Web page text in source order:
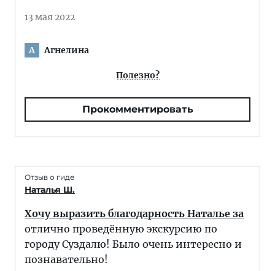
13 мая 2022
А Агнелина
Полезно?
Прокомментировать
Отзыв о гиде
Наталья Ш.
Хочу выразить благодарность Наталье за
отлично проведённую экскурсию по
городу Суздалю! Было очень интересно и
познавательно!